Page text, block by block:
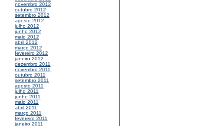
novembro 2012
outubro 2012
setembro 2012
agosto 2012
julho 2012
junho 2012
maio 2012
abril 2012
março 2012
fevereiro 2012
janeiro 2012
dezembro 2011
novembro 2011
outubro 2011
setembro 2011
agosto 2011
julho 2011
junho 2011
maio 2011
abril 2011
março 2011
fevereiro 2011
janeiro 2011